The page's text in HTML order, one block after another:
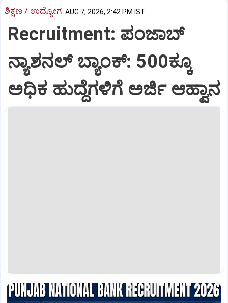
ಶಿಕ್ಷಣ / ಉದ್ಯೋಗ AUG 7, 2026, 2:42 PM IST
Recruitment: ಪಂಜಾಬ್‌
ನ್ಯಾಶನಲ್‌ ಬ್ಯಾಂಕ್:‌ 500ಕ್ಕೂ
ಅಧಿಕ ಹುದ್ದೆಗಳಿಗೆ ಅರ್ಜಿ ಆಹ್ವಾನ